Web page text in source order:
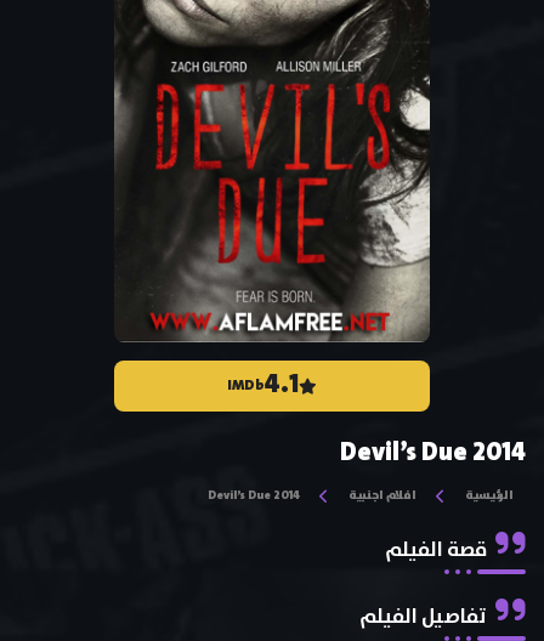
4.1
IMDb
Devil’s Due 2014
الرئيسية افلام اجنبية Devil’s Due 2014
قصة الفيلم
تفاصيل الفيلم